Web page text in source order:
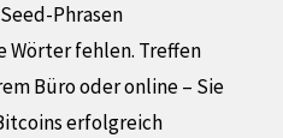
Phrasen
Wörter fehlen. Treffen
Büro oder online – Sie
erfolgreich